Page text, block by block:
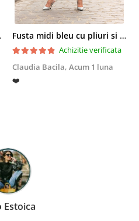
si negru Fusta midi bleu cu pliuri si buzunare
Achizitie verificata
Claudia Bacila, Acum 1 luna
❤️
Estoica